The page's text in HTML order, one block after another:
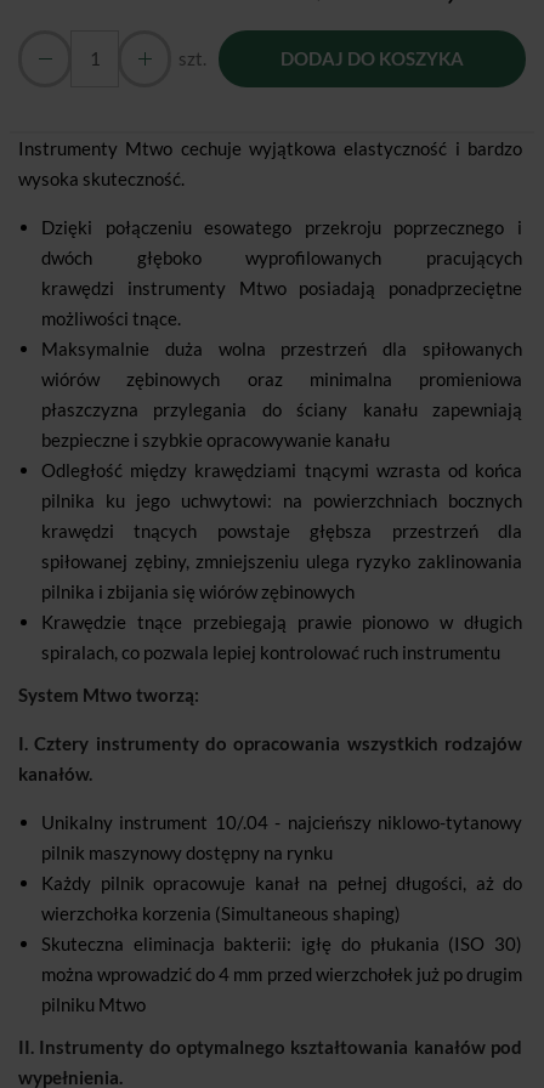
szt. DODAJ DO KOSZYKA
Instrumenty Mtwo cechuje wyjątkowa elastyczność i bardzo
wysoka skuteczność.
Dzięki połączeniu esowatego przekroju poprzecznego i
dwóch głęboko wyprofilowanych pracujących
krawędzi instrumenty Mtwo posiadają ponadprzeciętne
możliwości tnące.
Maksymalnie duża wolna przestrzeń dla spiłowanych
wiórów zębinowych oraz minimalna promieniowa
płaszczyzna przylegania do ściany kanału zapewniają
bezpieczne i szybkie opracowywanie kanału
Odległość między krawędziami tnącymi wzrasta od końca
pilnika ku jego uchwytowi: na powierzchniach bocznych
krawędzi tnących powstaje głębsza przestrzeń dla
spiłowanej zębiny, zmniejszeniu ulega ryzyko zaklinowania
pilnika i zbijania się wiórów zębinowych
Krawędzie tnące przebiegają prawie pionowo w długich
spiralach, co pozwala lepiej kontrolować ruch instrumentu
System Mtwo tworzą:
I. Cztery instrumenty do opracowania wszystkich rodzajów
kanałów.
Unikalny instrument 10/.04 - najcieńszy niklowo-tytanowy
pilnik maszynowy dostępny na rynku
Każdy pilnik opracowuje kanał na pełnej długości, aż do
wierzchołka korzenia (Simultaneous shaping)
Skuteczna eliminacja bakterii: igłę do płukania (ISO 30)
można wprowadzić do 4 mm przed wierzchołek już po drugim
pilniku Mtwo
II. Instrumenty do optymalnego kształtowania kanałów pod
wypełnienia.